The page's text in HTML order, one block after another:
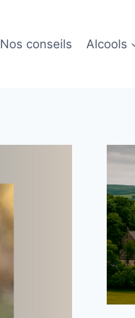
Nos conseils Alcools